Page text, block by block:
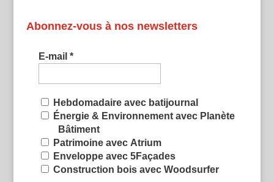
Abonnez-vous à nos newsletters
E-mail *
Hebdomadaire avec batijournal
Énergie & Environnement avec Planète
Bâtiment
Patrimoine avec Atrium
Enveloppe avec 5Façades
Construction bois avec Woodsurfer